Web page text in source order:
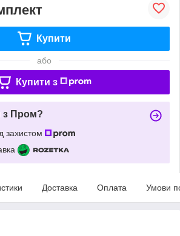
Купити
або
Купити з
з Пром?
захистом
Доставка Оплата Умови